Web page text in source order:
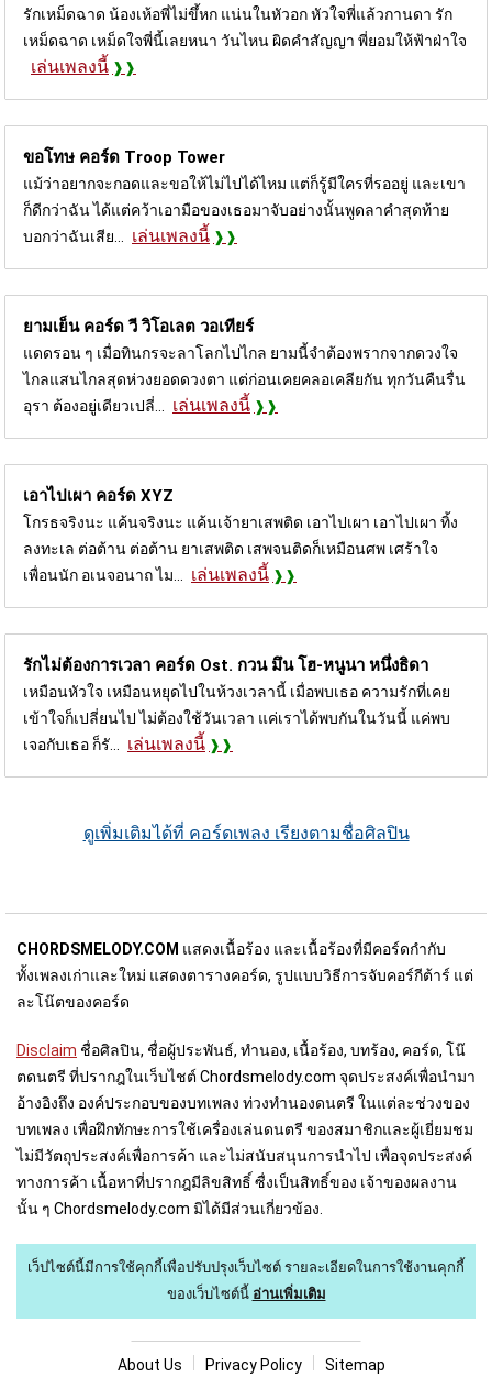
รักเหม็ดฉาด น้องเห้อพี่ไม่ขึ้หก แน่นในหัวอก หัวใจพี่แล้วกานดา รัก
เหม็ดฉาด เหม็ดใจพี่นี้เลยหนา วันไหน ผิดคำสัญญา พี่ยอมให้ฟ้าฝ่าใจ
เล่นเพลงนี้
ขอโทษ คอร์ด Troop Tower
แม้ว่าอยากจะกอดและขอให้ไม่ไปได้ไหม แต่ก็รู้มีใครที่รออยู่ และเขา
ก็ดีกว่าฉัน ได้แต่คว้าเอามือของเธอมาจับอย่างนั้นพูดลาคำสุดท้าย
บอกว่าฉันเสีย...
เล่นเพลงนี้
ยามเย็น คอร์ด วี วิโอเลต วอเทียร์
แดดรอน ๆ เมื่อทินกรจะลาโลกไปไกล ยามนี้จำต้องพรากจากดวงใจ
ไกลแสนไกลสุดห่วงยอดดวงตา แต่ก่อนเคยคลอเคลียกัน ทุกวันคืนรื่น
อุรา ต้องอยู่เดียวเปลี่...
เล่นเพลงนี้
เอาไปเผา คอร์ด XYZ
โกรธจริงนะ แค้นจริงนะ แค้นเจ้ายาเสพติด เอาไปเผา เอาไปเผา ทิ้ง
ลงทะเล ต่อต้าน ต่อต้าน ยาเสพติด เสพจนติดก็เหมือนศพ เศร้าใจ
เพื่อนนัก อเนจอนาถ ไม...
เล่นเพลงนี้
รักไม่ต้องการเวลา คอร์ด Ost. กวน มึน โฮ-หนูนา หนึ่งธิดา
เหมือนหัวใจ เหมือนหยุดไปในห้วงเวลานี้ เมื่อพบเธอ ความรักที่เคย
เข้าใจก็เปลี่ยนไป ไม่ต้องใช้วันเวลา แค่เราได้พบกันในวันนี้ แค่พบ
เจอกับเธอ ก็รั...
เล่นเพลงนี้
ดูเพิ่มเติมได้ที่ คอร์ดเพลง เรียงตามชื่อศิลปิน
CHORDSMELODY.COM แสดงเนื้อร้อง และเนื้อร้องที่มีคอร์ดกำกับ
ทั้งเพลงเก่าและใหม่ แสดงตารางคอร์ด, รูปแบบวิธีการจับคอร์กีต้าร์ แต่
ละโน๊ตของคอร์ด
Disclaim ชื่อศิลปิน, ชื่อผู้ประพันธ์, ทำนอง, เนื้อร้อง, บทร้อง, คอร์ด, โน๊
ตดนตรี ที่ปรากฎในเว็บไชต์ Chordsmelody.com จุดประสงค์เพื่อนำมา
อ้างอิงถึง องค์ประกอบของบทเพลง ท่วงทำนองดนตรี ในแต่ละช่วงของ
บทเพลง เพื่อฝึกทักษะการใช้เครื่องเล่นดนตรี ของสมาชิกและผู้เยี่ยมชม
ไม่มีวัตถุประสงค์เพื่อการค้า และไม่สนับสนุนการนำไป เพื่อจุดประสงค์
ทางการค้า เนื้อหาที่ปรากฎมีลิขสิทธิ์ ซื่งเป็นสิทธิ์ของ เจ้าของผลงาน
นั้น ๆ Chordsmelody.com มิได้มีส่วนเกี่ยวข้อง.
เว็ปไซต์นี้มีการใช้คุกกี้เพื่อปรับปรุงเว็บไซต์ รายละเอียดในการใช้งานคุกกี้
ของเว็บไซต์นี้ อ่านเพิ่มเติม
About Us Privacy Policy Sitemap